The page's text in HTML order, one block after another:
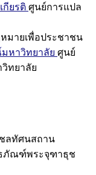
กียรติ ศูนย์การแปล
มายเพื่อประชาชน
หาวิทยาลัย ศูนย์
ทยาลัย
ทัศนสถาน
ภัณฑ์พระจุฑาธุช